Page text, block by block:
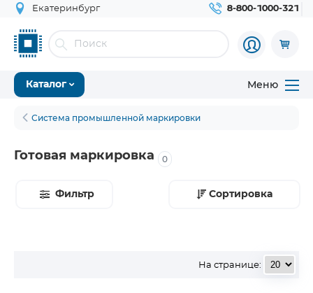
Екатеринбург 8-800-1000-321
Каталог Меню
Система промышленной маркировки
Готовая маркировка 0
Фильтр Сортировка
На странице: